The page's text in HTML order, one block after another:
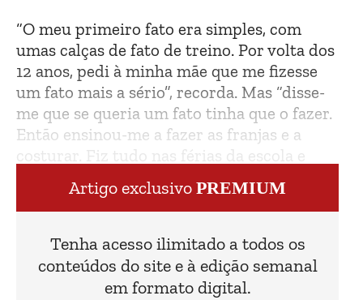
“O meu primeiro fato era simples, com
umas calças de fato de treino. Por volta dos
12 anos, pedi à minha mãe que me fizesse
um fato mais a sério”, recorda. Mas “disse-
me que se queria um fato tinha que o fazer.
Então ensinou-me a fazer as franjas e a
costurar. Fiz tudo nas férias da escola e
ainda são os fatos que uso hoje em dia”.
Artigo exclusivo PREMIUM
Tenha acesso ilimitado a todos os
conteúdos do site e à edição semanal
em formato digital.